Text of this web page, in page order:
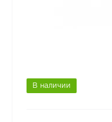
В наличии